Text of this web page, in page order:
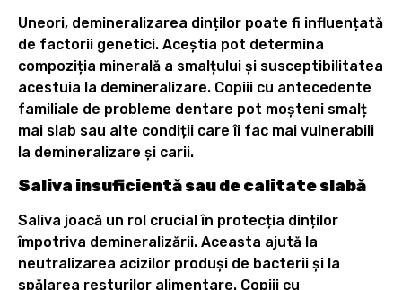
Uneori, demineralizarea dinților poate fi influențată
de factorii genetici. Aceștia pot determina
compoziția minerală a smalțului și susceptibilitatea
acestuia la demineralizare. Copiii cu antecedente
familiale de probleme dentare pot moșteni smalț
mai slab sau alte condiții care îi fac mai vulnerabili
la demineralizare și carii.
Saliva insuficientă sau de calitate slabă
Saliva joacă un rol crucial în protecția dinților
împotriva demineralizării. Aceasta ajută la
neutralizarea acizilor produși de bacterii și la
spălarea resturilor alimentare. Copiii cu